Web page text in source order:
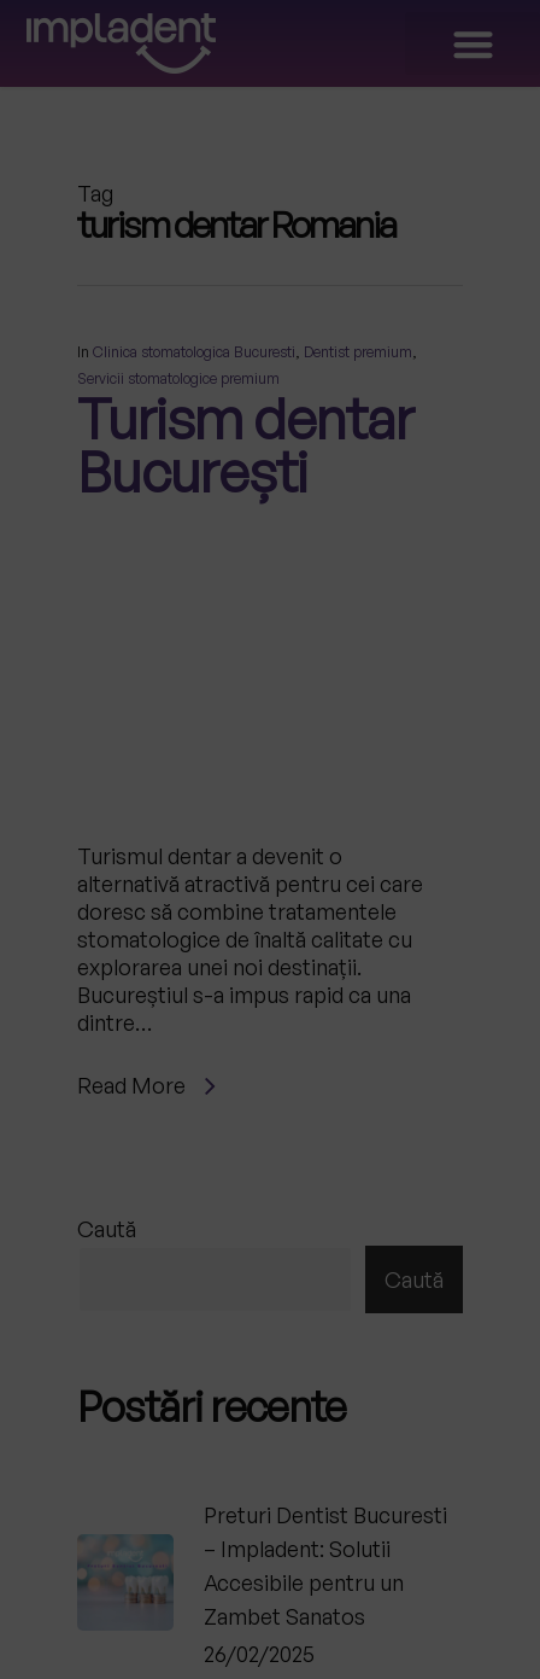
Tag
turism dentar Romania
In Clinica stomatologica Bucuresti, Dentist premium,
Servicii stomatologice premium
Turism dentar
București
Turismul dentar a devenit o
alternativă atractivă pentru cei care
doresc să combine tratamentele
stomatologice de înaltă calitate cu
explorarea unei noi destinații.
Bucureștiul s-a impus rapid ca una
dintre…
Read More
Caută
Caută
Postări recente
Preturi Dentist Bucuresti
– Impladent: Solutii
Accesibile pentru un
Zambet Sanatos
26/02/2025